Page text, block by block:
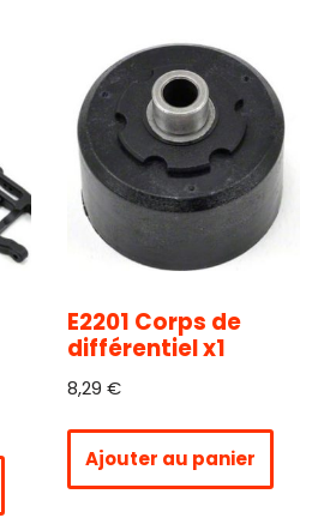
E2201 Corps de
différentiel x1
8,29 €
Ajouter au panier